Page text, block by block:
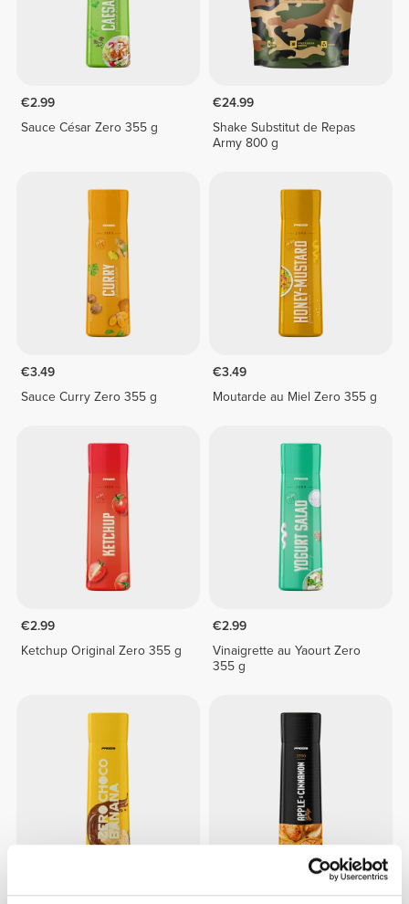
€2.99
Sauce César Zero 355 g
€24.99
Shake Substitut de Repas
Army 800 g
€3.49
Sauce Curry Zero 355 g
€3.49
Moutarde au Miel Zero 355 g
€2.99
Ketchup Original Zero 355 g
€2.99
Vinaigrette au Yaourt Zero
355 g
€2.69 €2.99
10%
€2.69 €2.99
10%